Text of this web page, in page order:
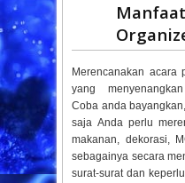
Merencanakan acara
yang
Coba anda
saja Anda perlu
makanan, dekorasi,
sebagainya secara
surat-surat dan